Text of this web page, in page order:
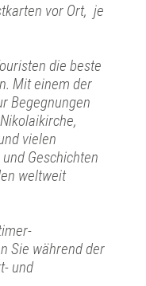
vor Ort, je
die beste
Mit einem der
Begegnungen
vielen
Geschichten
weltweit
Sie während der
und